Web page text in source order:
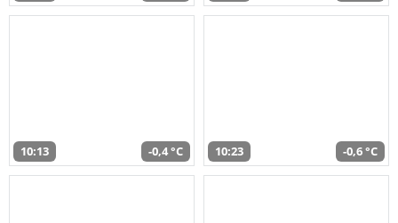
10:13 -0,4 °C 10:23 -0,6 °C